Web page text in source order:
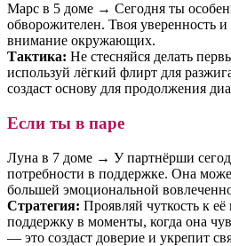
Марс в 5 доме → Сегодня ты
обворожителен. Твоя уверенность
внимание окружающих.
Тактика: Не стесняйся делать
используй лёгкий флирт для
создаст основу для продолжения
Если ты в паре
Луна в 7 доме → У партнёрши
потребности в поддержке. Она
большей эмоциональной
Стратегия: Проявляй чуткость к
поддержку в моменты, когда она
— это создаст доверие и укрепит